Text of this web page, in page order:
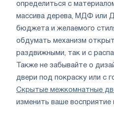
определиться с
массива дерева, МДФ или
бюджета и желаемого
обдумать механизм
раздвижными, так и с
Также не забывайте о
двери под покраску или с
Скрытые межкомнатные
изменить ваше восприятие